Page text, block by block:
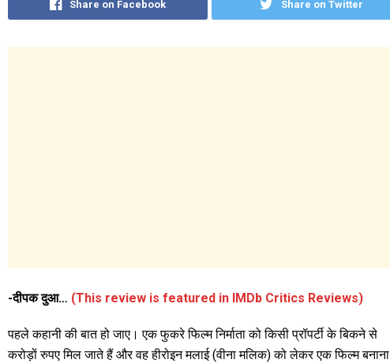
Share on Facebook Share on Twitter
-दीपक दुआ… (This review is featured in IMDb Critics Reviews)
पहले कहानी की बात हो जाए। एक फुकरे फिल्म निर्माता को किसी प्रॉपर्टी के बिकने से
करोड़ों रुपए मिल जाते हैं और वह हीरोइन मलाई (वीना मलिक) को लेकर एक फिल्म बनाना